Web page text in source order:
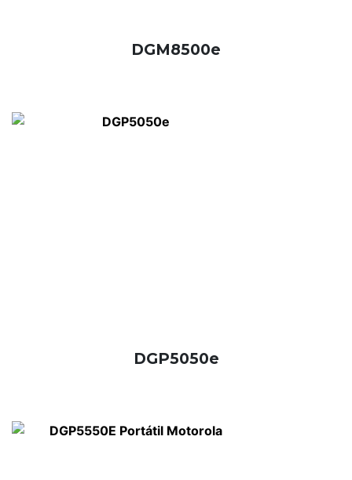
DGM8500e
DGP5050e